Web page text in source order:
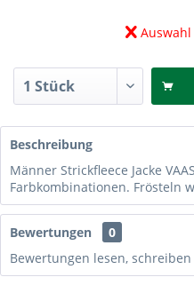
Auswahl
Beschreibung
Männer Strickfleece Jacke
Farbkombinationen. Frösteln
Bewertungen
0
Bewertungen lesen,